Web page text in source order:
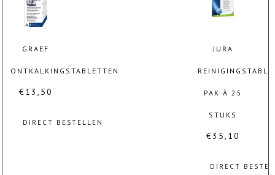
GRAEF
ONTKALKINGSTABLETTEN
€13,50
DIRECT BESTELLEN
JURA
PAK À 25
STUKS
€35,10
DIRECT